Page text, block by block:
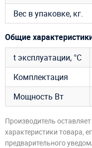
Вес в упаковке, кг.
Общие
t эксплуатации, °C
Комплектация
Мощность Вт
Производитель
характеристики товара,
предварительного